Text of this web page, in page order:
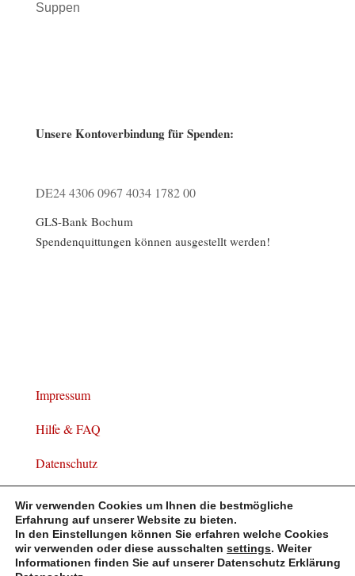
Suppen
Unsere Kontoverbindung für Spenden:
DE24 4306 0967 4034 1782 00
GLS-Bank Bochum
Spendenquittungen können ausgestellt werden!
Impressum
Hilfe & FAQ
Datenschutz
Wir verwenden Cookies um Ihnen die bestmögliche
Erfahrung auf unserer Website zu bieten.
In den Einstellungen können Sie erfahren welche Cookies
wir verwenden oder diese ausschalten settings. Weiter
Informationen finden Sie auf unserer Datenschutz Erklärung